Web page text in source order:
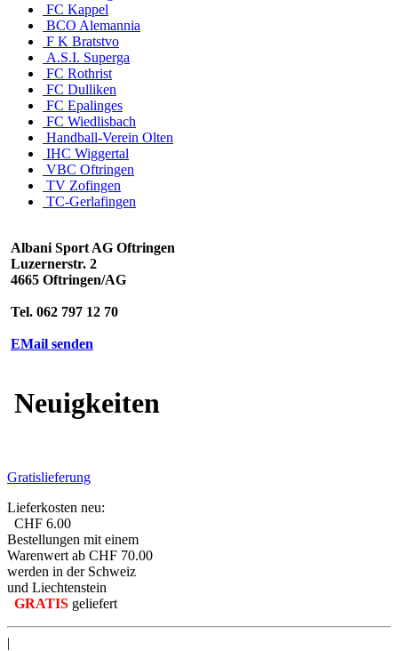
FC Kappel
BCO Alemannia
F K Bratstvo
A.S.I. Superga
FC Rothrist
FC Dulliken
FC Epalinges
FC Wiedlisbach
Handball-Verein Olten
IHC Wiggertal
VBC Oftringen
TV Zofingen
TC-Gerlafingen
Albani Sport AG Oftringen
Luzernerstr. 2
4665 Oftringen/AG
Tel. 062 797 12 70
EMail senden
Neuigkeiten
Gratislieferung
Lieferkosten neu:
CHF 6.00
Bestellungen mit einem
Warenwert ab CHF 70.00
werden in der Schweiz
und Liechtenstein
GRATIS geliefert
|